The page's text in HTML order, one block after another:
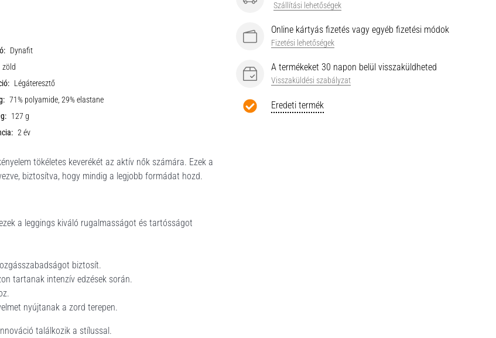
Szállítási lehetőségek
Online kártyás fizetés vagy egyéb fizetési módok
Fizetési lehetőségek
A termékeket 30 napon belül visszaküldheted
Visszaküldési szabályzat
Eredeti termék
Dynafit
zöld
Légáteresztő
71% polyamide, 29% elastane
127 g
2 év
tökéletes keverékét az aktív nők számára. Ezek a
biztosítva, hogy mindig a legjobb formádat hozd.
a leggings kiváló rugalmasságot és tartósságot
biztosít.
tartanak intenzív edzések során.
nyújtanak a zord terepen.
találkozik a stílussal.